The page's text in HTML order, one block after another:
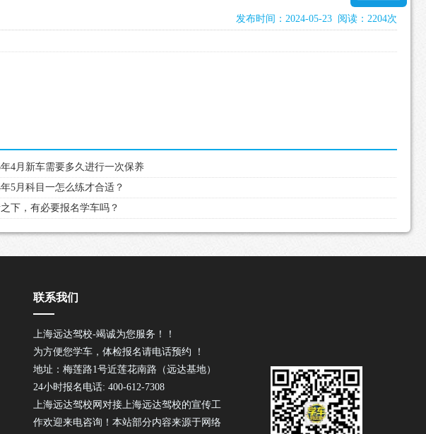
发布时间：2024-05-23 阅读：2204次
年4月新车需要多久进行一次保养
年5月科目一怎么练才合适？
下，有必要报名学车吗？
联系我们
上海远达驾校-竭诚为您服务！！
为方便您学车，体检报名请电话预约 ！
地址：梅莲路1号近莲花南路（远达基地）
24小时报名电话: 400-612-7308
上海远达驾校网对接上海远达驾校的宣传工
作欢迎来电咨询！本站部分内容来源于网络